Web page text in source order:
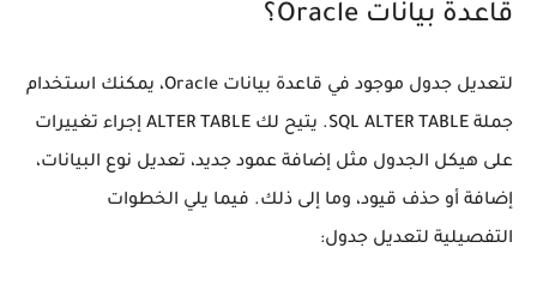
قاعدة بيانات Oracle؟
لتعديل جدول موجود في قاعدة بيانات Oracle، يمكنك استخدام
جملة SQL ALTER TABLE. يتيح لك ALTER TABLE إجراء تغييرات
على هيكل الجدول مثل إضافة عمود جديد، تعديل نوع البيانات،
إضافة أو حذف قيود، وما إلى ذلك. فيما يلي الخطوات
التفصيلية لتعديل جدول: